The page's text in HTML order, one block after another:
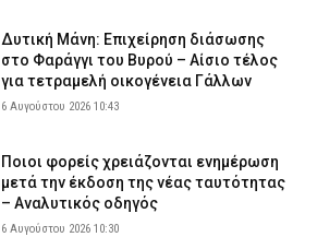
Δυτική Μάνη: Επιχείρηση διάσωσης
στο Φαράγγι του Βυρού – Αίσιο τέλος
για τετραμελή οικογένεια Γάλλων
6 Αυγούστου 2026 10:43
Ποιοι φορείς χρειάζονται ενημέρωση
μετά την έκδοση της νέας ταυτότητας
– Αναλυτικός οδηγός
6 Αυγούστου 2026 10:30